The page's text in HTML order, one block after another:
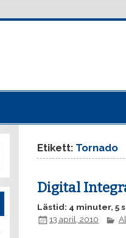
Etikett: Tornado
Digital
Lästid: 4 minuter, 5
13 april, 2010